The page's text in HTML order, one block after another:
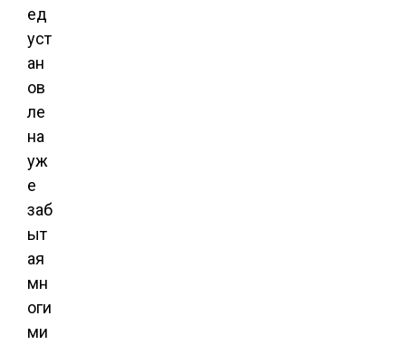
ед
уст
ан
ов
ле
на
уж
е
заб
ыт
ая
мн
оги
ми